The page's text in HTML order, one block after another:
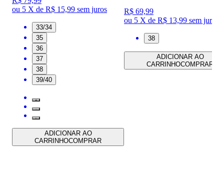
ou 5 X de R$ 15,99 sem juros
33/34
35
36
37
38
39/40
ADICIONAR AO
CARRINHOCOMPRAR
R$ 69,99
ou 5 X de R$ 13,99 sem juros
38
ADICIONAR AO
CARRINHOCOMPRAR